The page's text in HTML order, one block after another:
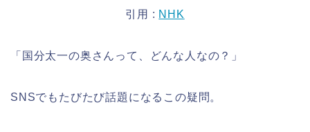
引用 : NHK
「国分太一の奥さんって、どんな人なの？」
SNSでもたびたび話題になるこの疑問。